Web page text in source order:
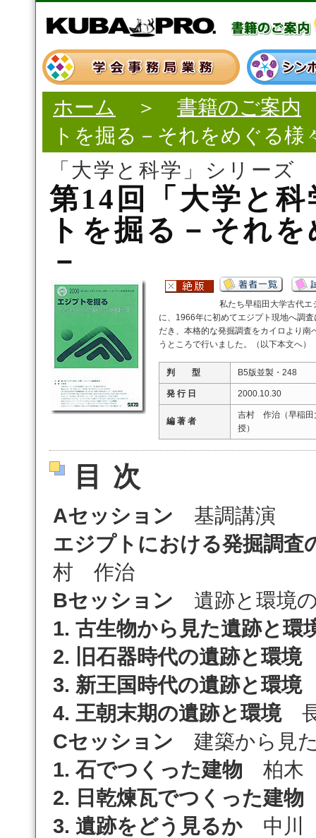
ホーム ＞ 書籍のご案内
トを掘る－それをめぐる様
「大学と科学」シリーズ
第14回「大学と
トを掘る－それ
－
私たち早稲田大学古代
に、1966年に初めてエジプト現地へ調
だき、本格的な発掘調査をカイロより
うところで行いました。（以下本文へ）
判 型 B5版並製・248
発 行 日 2000.10.30
編 著 者
吉村 作治（早稲田
授）
目次
Aセッション 基調講演
エジプトにおける発掘調査
村 作治
Bセッション 遺跡と環境
1. 古生物から見た遺跡と環
2. 旧石器時代の遺跡と環境
3. 新王国時代の遺跡と環境
4. 王朝末期の遺跡と環境長
Cセッション 建築から見
1. 石でつくった建物 柏木
2. 日乾煉瓦でつくった建物
3. 遺跡をどう見るか 中川